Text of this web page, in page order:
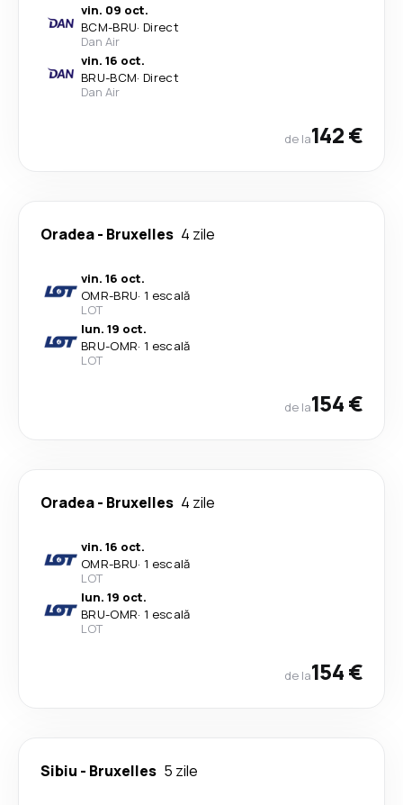
vin. 09 oct.
BCM-BRU· Direct
Dan Air
vin. 16 oct.
BRU-BCM· Direct
Dan Air
de la142 €
Oradea- Bruxelles 4 zile
vin. 16 oct.
OMR-BRU· 1 escală
LOT
lun. 19 oct.
BRU-OMR· 1 escală
LOT
de la154 €
Oradea- Bruxelles 4 zile
vin. 16 oct.
OMR-BRU· 1 escală
LOT
lun. 19 oct.
BRU-OMR· 1 escală
LOT
de la154 €
Sibiu - Bruxelles 5 zile